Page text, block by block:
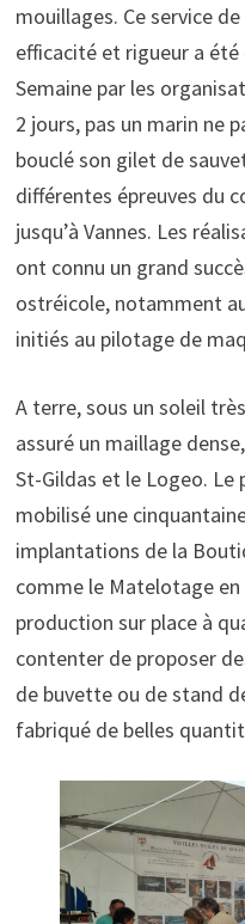
mouillages. Ce service
efficacité et rigueur a
Semaine par les
2 jours, pas un marin ne
bouclé son gilet de
différentes épreuves du
jusqu’à Vannes. Les
ont connu un grand
ostréicole, notamment
initiés au pilotage de
A terre, sous un soleil
assuré un maillage
St-Gildas et le Logeo.
mobilisé une
implantations de la
comme le Matelotage
production sur place à
contenter de proposer
de buvette ou de stand
fabriqué de belles